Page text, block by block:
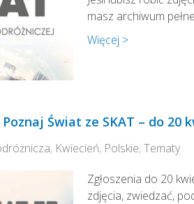
masz archiwum
Więcej >
Świat ze SKAT – do 20
, Kwiecień, Polskie,Tematy
Zgłoszenia do 20
zdjęcia, zwiedzać,